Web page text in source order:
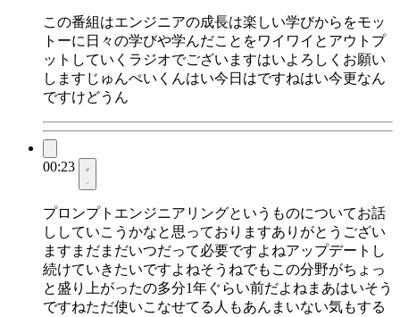
この番組はエンジニアの成長は楽しい学びからをモッ
トーに日々の学びや学んだことをワイワイとアウトプ
ットしていくラジオでございますはいよろしくお願い
しますじゅんぺいくんはい今日はですねはい今更なん
ですけどうん
00:23
プロンプトエンジニアリングというものについてお話
ししていこうかなと思っておりますありがとうござい
ますまだまだいつだって必要ですよねアップデートし
続けていきたいですよねそうねでもこの分野がちょっ
と盛り上がったの多分1年ぐらい前だよねまあはいそう
ですねただ使いこなせてる人もあんまいない気もする